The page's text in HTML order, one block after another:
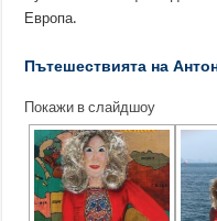
Европа.
Пътешествията на
Покажи в слайдшоу